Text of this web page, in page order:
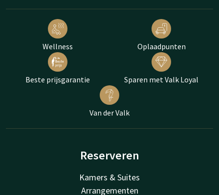
Wellness Oplaadpunten
Beste prijsgarantie Sparen met Valk Loyal
Van der Valk
Reserveren
Kamers & Suites
Arrangementen